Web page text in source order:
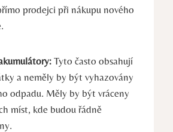
prodejci při nákupu nového
Tyto často obsahují
a neměly by být vyhazovány
odpadu. Měly by být vráceny
míst, kde budou řádně